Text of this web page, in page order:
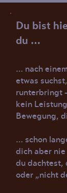
Du bist
du …
… nach
etwas
runterbringt
kein
Bewegung,
… schon
dich aber
du dachtest,
oder „nicht